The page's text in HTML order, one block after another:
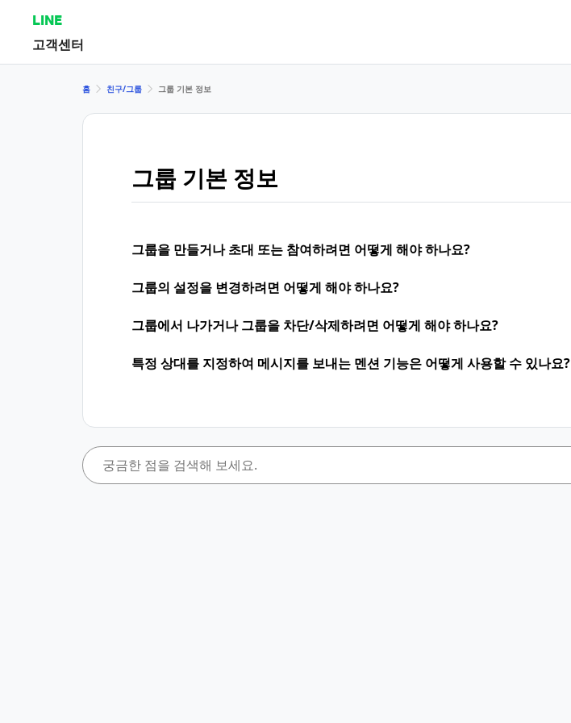
LINE
고객센터
홈 친구/그룹 그룹 기본 정보
그룹 기본 정보
그룹을 만들거나 초대 또는 참여하려면 어떻게 해야 하나요?
그룹의 설정을 변경하려면 어떻게 해야 하나요?
그룹에서 나가거나 그룹을 차단/삭제하려면 어떻게 해야 하나요?
특정 상대를 지정하여 메시지를 보내는 멘션 기능은 어떻게 사용할 수 있나요?